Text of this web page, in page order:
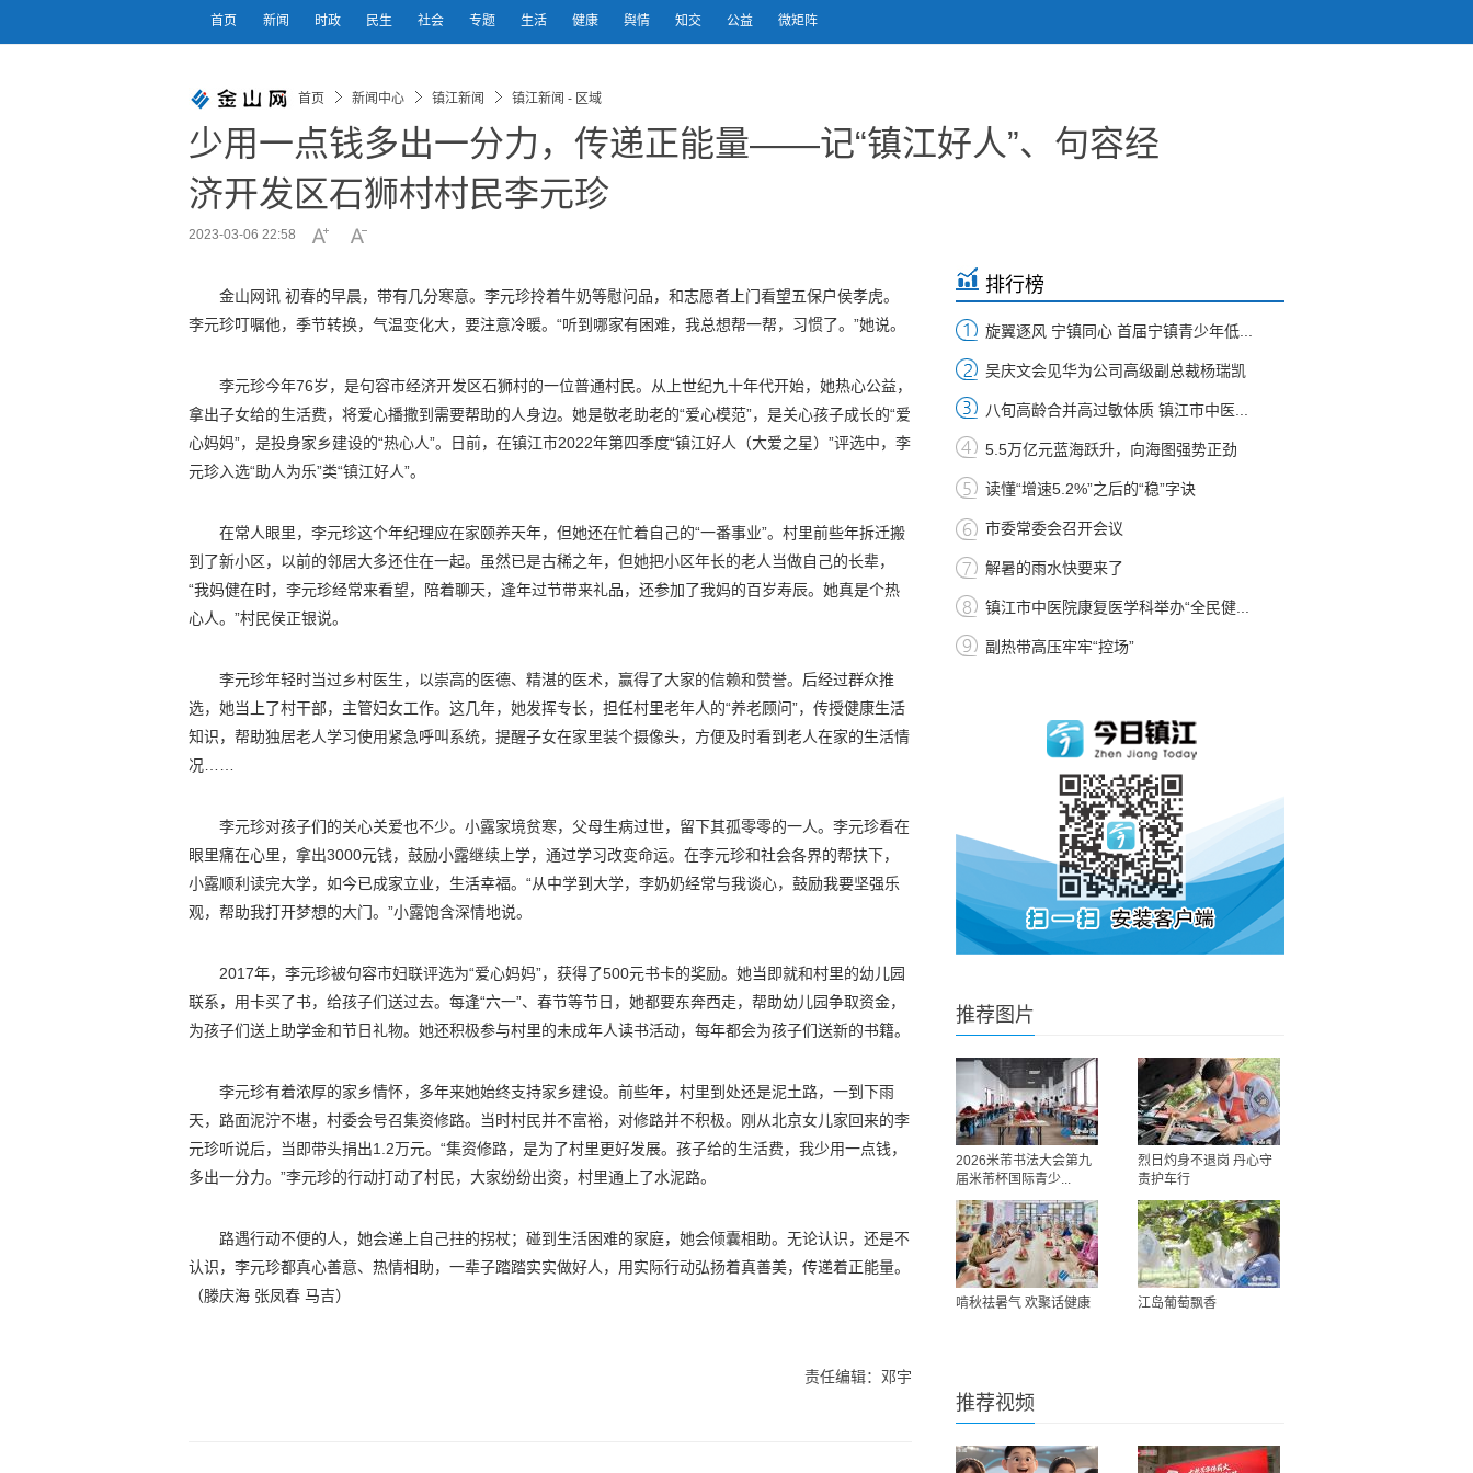
首页 新闻 时政 民生 社会 专题 生活 健康 舆情 知交 公益 微矩阵
首页 新闻中心 镇江新闻 镇江新闻 - 区域
少用一点钱多出一分力，传递正能量——记“镇江好人”、句容经
济开发区石狮村村民李元珍
2023-03-06 22:58
金山网讯 初春的早晨，带有几分寒意。李元珍拎着牛奶等慰问品，和志愿者上门看望五保户侯孝虎。
李元珍叮嘱他，季节转换，气温变化大，要注意冷暖。“听到哪家有困难，我总想帮一帮，习惯了。”她说。
李元珍今年76岁，是句容市经济开发区石狮村的一位普通村民。从上世纪九十年代开始，她热心公益，
拿出子女给的生活费，将爱心播撒到需要帮助的人身边。她是敬老助老的“爱心模范”，是关心孩子成长的“爱
心妈妈”，是投身家乡建设的“热心人”。日前，在镇江市2022年第四季度“镇江好人（大爱之星）”评选中，李
元珍入选“助人为乐”类“镇江好人”。
在常人眼里，李元珍这个年纪理应在家颐养天年，但她还在忙着自己的“一番事业”。村里前些年拆迁搬
到了新小区，以前的邻居大多还住在一起。虽然已是古稀之年，但她把小区年长的老人当做自己的长辈，
“我妈健在时，李元珍经常来看望，陪着聊天，逢年过节带来礼品，还参加了我妈的百岁寿辰。她真是个热
心人。”村民侯正银说。
李元珍年轻时当过乡村医生，以崇高的医德、精湛的医术，赢得了大家的信赖和赞誉。后经过群众推
选，她当上了村干部，主管妇女工作。这几年，她发挥专长，担任村里老年人的“养老顾问”，传授健康生活
知识，帮助独居老人学习使用紧急呼叫系统，提醒子女在家里装个摄像头，方便及时看到老人在家的生活情
况……
李元珍对孩子们的关心关爱也不少。小露家境贫寒，父母生病过世，留下其孤零零的一人。李元珍看在
眼里痛在心里，拿出3000元钱，鼓励小露继续上学，通过学习改变命运。在李元珍和社会各界的帮扶下，
小露顺利读完大学，如今已成家立业，生活幸福。“从中学到大学，李奶奶经常与我谈心，鼓励我要坚强乐
观，帮助我打开梦想的大门。”小露饱含深情地说。
2017年，李元珍被句容市妇联评选为“爱心妈妈”，获得了500元书卡的奖励。她当即就和村里的幼儿园
联系，用卡买了书，给孩子们送过去。每逢“六一”、春节等节日，她都要东奔西走，帮助幼儿园争取资金，
为孩子们送上助学金和节日礼物。她还积极参与村里的未成年人读书活动，每年都会为孩子们送新的书籍。
李元珍有着浓厚的家乡情怀，多年来她始终支持家乡建设。前些年，村里到处还是泥土路，一到下雨
天，路面泥泞不堪，村委会号召集资修路。当时村民并不富裕，对修路并不积极。刚从北京女儿家回来的李
元珍听说后，当即带头捐出1.2万元。“集资修路，是为了村里更好发展。孩子给的生活费，我少用一点钱，
多出一分力。”李元珍的行动打动了村民，大家纷纷出资，村里通上了水泥路。
路遇行动不便的人，她会递上自己拄的拐杖；碰到生活困难的家庭，她会倾囊相助。无论认识，还是不
认识，李元珍都真心善意、热情相助，一辈子踏踏实实做好人，用实际行动弘扬着真善美，传递着正能量。
（滕庆海 张凤春 马吉）
责任编辑：邓宇
排行榜
旋翼逐风 宁镇同心 首届宁镇青少年低...
吴庆文会见华为公司高级副总裁杨瑞凯
八旬高龄合并高过敏体质 镇江市中医...
5.5万亿元蓝海跃升，向海图强势正劲
读懂“增速5.2%”之后的“稳”字诀
市委常委会召开会议
解暑的雨水快要来了
镇江市中医院康复医学科举办“全民健...
副热带高压牢牢“控场”
推荐图片
2026米芾书法大会第九
届米芾杯国际青少...
烈日灼身不退岗 丹心守
责护车行
啃秋祛暑气 欢聚话健康 江岛葡萄飘香
推荐视频